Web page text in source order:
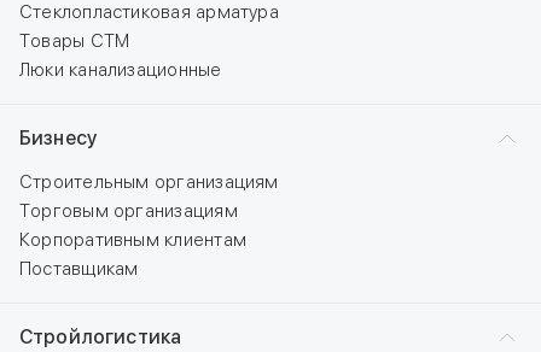
Стеклопластиковая арматура
Товары СТМ
Люки канализационные
Бизнесу
Строительным организациям
Торговым организациям
Корпоративным клиентам
Поставщикам
Стройлогистика